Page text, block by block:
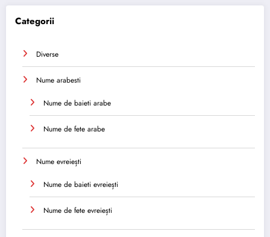
Categorii
Diverse
Nume arabesti
Nume de baieti arabe
Nume de fete arabe
Nume evreiești
Nume de baieti evreiești
Nume de fete evreiești